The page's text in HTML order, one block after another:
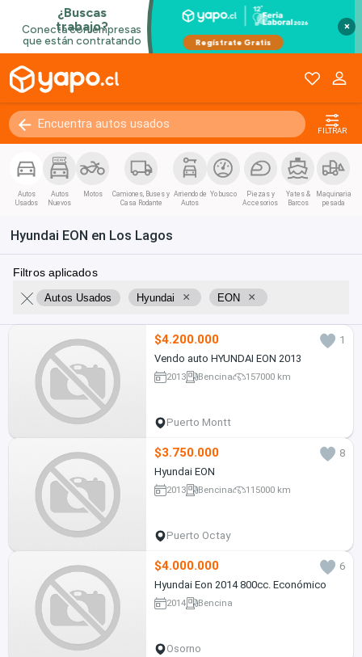
×
FILTRAR
Autos
Usados
Autos
Nuevos
Motos
Camiones, Buses y
Casa Rodante
Arriendo de
Autos
Yo busco
Piezas y
Accesorios
Yates &
Barcos
Maquinaria
pesada
Hyundai EON en Los Lagos
Filtros aplicados
Autos Usados Hyundai × EON ×
$4.200.000
1
Vendo auto HYUNDAI EON 2013
2013 Bencina 157000 km
Puerto Montt
$3.750.000
8
Hyundai EON
2013 Bencina 115000 km
Puerto Octay
$4.000.000
6
Hyundai Eon 2014 800cc. Económico
2014 Bencina
Osorno